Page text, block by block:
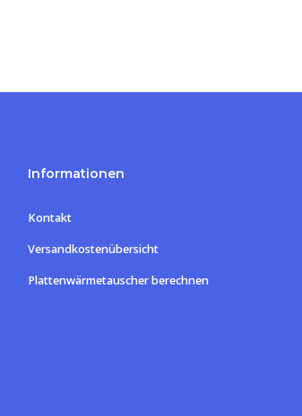
Informationen
Kontakt
Versandkostenübersicht
Plattenwärmetauscher berechnen